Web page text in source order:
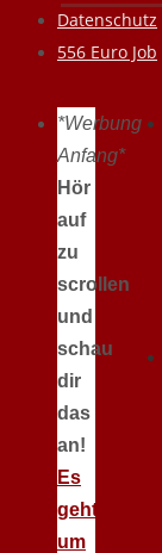
Datenschutz
556 Euro Job
*Werbung
Anfang*
Hör
auf
zu
scrollen
und
schau
dir
das
an!
Es
geht
um